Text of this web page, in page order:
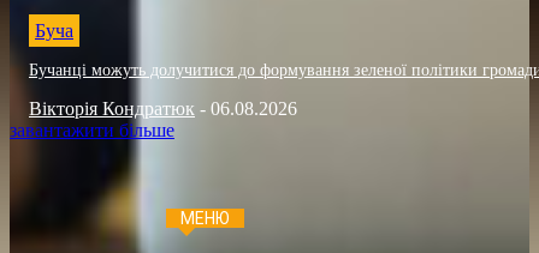
Буча
Бучанці можуть долучитися до формування зеленої політики
Вікторія Кондратюк - 06.08.2026
завантажити більше
МЕНЮ